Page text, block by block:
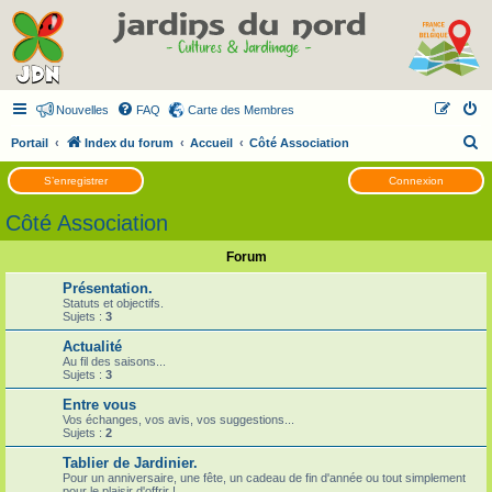
Nouvelles FAQ Carte des Membres
Portail Index du forum Accueil Côté Association
e
c
r
S’enregistrer Connexion
Côté Association
Forum
Présentation.
Statuts et objectifs.
Sujets : 3
Actualité
Au fil des saisons...
Sujets : 3
Entre vous
Vos échanges, vos avis, vos suggestions...
Sujets : 2
Tablier de Jardinier.
Pour un anniversaire, une fête, un cadeau de fin d'année ou tout simplement